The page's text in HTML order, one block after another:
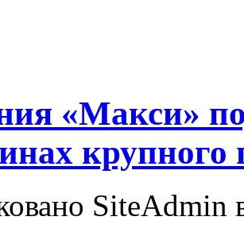
«Макси»
крупного
SiteAdmin